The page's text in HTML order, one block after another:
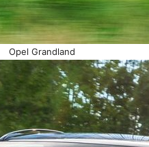
Opel Grandland